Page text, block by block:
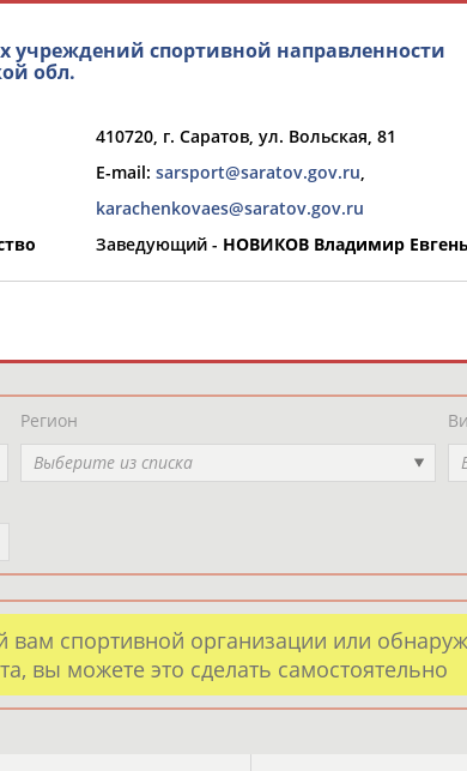
ТАБЛО АКТИВНОСТИ
ПЛОЩАДКА
Регион
Выберите из списка
спортивной организации или
вы можете это сделать самостоятельно
учреждений спортивной направленности
обл.
410720, г. Саратов, ул. Вольская, 81
E-mail: sarsport@saratov.gov.ru,
karachenkovaes@saratov.gov.ru
Заведующий - НОВИКОВ Владимир